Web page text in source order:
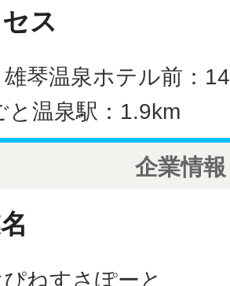
ス
雄琴温泉ホテル前：
と温泉駅：1.9km
企業情報
ねすさぽーと